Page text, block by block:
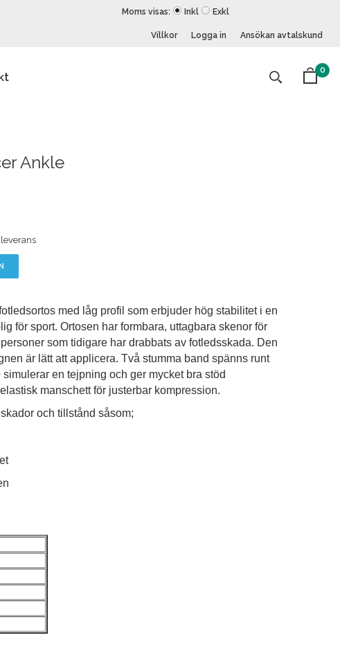
Moms visas: Inkl Exkl
Villkor Logga in Ansökan avtalskund
0
Ankle
med låg profil som erbjuder hög stabilitet i en
för sport. Ortosen har formbara, uttagbara skenor för
som tidigare har drabbats av fotledsskada. Den
är lätt att applicera. Två stumma band spänns runt
en tejpning och ger mycket bra stöd
manschett för justerbar kompression.
och tillstånd såsom;